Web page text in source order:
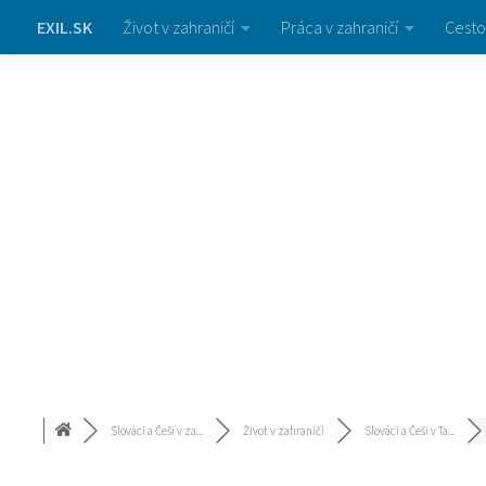
EXIL.SK Život v zahraničí Práca v zahraničí
Slováci a Češi v za... Život v zahraničí Slováci a Češi v Ta...